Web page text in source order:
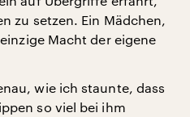
zu setzen. Ein Mädchen,
Macht der eigene
wie ich staunte, dass
so viel bei ihm